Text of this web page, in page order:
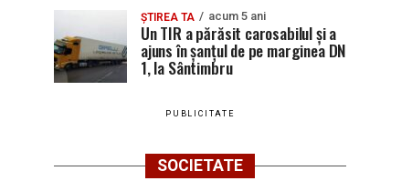
ȘTIREA TA acum 5 ani
Un TIR a părăsit carosabilul și a
ajuns în șanțul de pe marginea DN
1, la Sântimbru
PUBLICITATE
SOCIETATE